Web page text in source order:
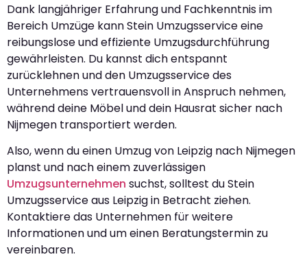
Dank langjähriger Erfahrung und Fachkenntnis im
Bereich Umzüge kann Stein Umzugsservice eine
reibungslose und effiziente Umzugsdurchführung
gewährleisten. Du kannst dich entspannt
zurücklehnen und den Umzugsservice des
Unternehmens vertrauensvoll in Anspruch nehmen,
während deine Möbel und dein Hausrat sicher nach
Nijmegen transportiert werden.
Also, wenn du einen Umzug von Leipzig nach Nijmegen
planst und nach einem zuverlässigen
Umzugsunternehmen suchst, solltest du Stein
Umzugsservice aus Leipzig in Betracht ziehen.
Kontaktiere das Unternehmen für weitere
Informationen und um einen Beratungstermin zu
vereinbaren.